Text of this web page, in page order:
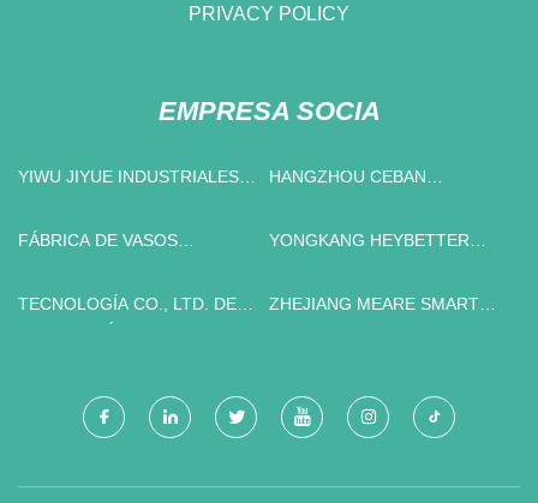
PRIVACY POLICY
EMPRESA SOCIA
YIWU JIYUE INDUSTRIALES
HANGZHOU CEBAN
FÁBRICA DE VASOS
YONGKANG HEYBETTER
TECNOLOGÍA CO., LTD. DE
ZHEJIANG MEARE SMART